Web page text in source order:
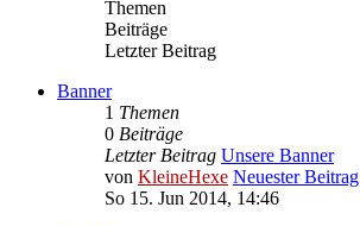
Themen
Beiträge
Letzter Beitrag
Banner
1 Themen
0 Beiträge
Letzter Beitrag Unsere Banner
von KleineHexe Neuester Beitrag
So 15. Jun 2014, 14:46